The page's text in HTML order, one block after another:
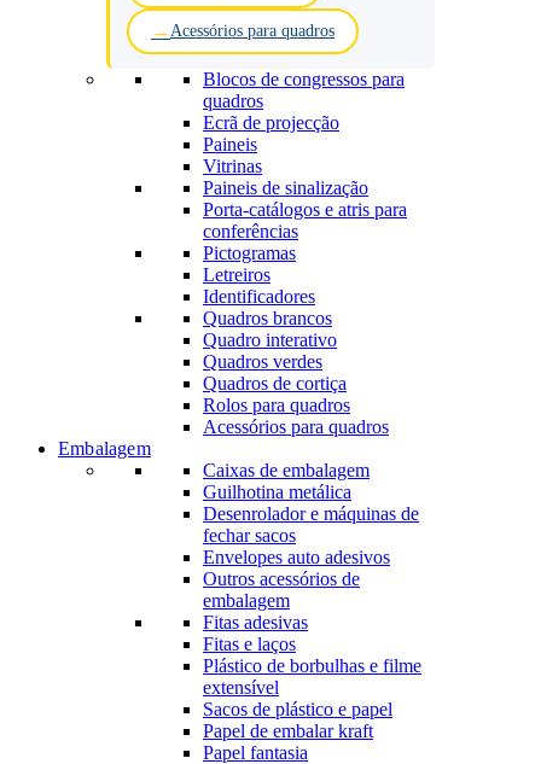
Acessórios para quadros
Blocos de congressos para
quadros
Ecrã de projecção
Paineis
Vitrinas
Paineis de sinalização
Porta-catálogos e atris para
conferências
Pictogramas
Letreiros
Identificadores
Quadros brancos
Quadro interativo
Quadros verdes
Quadros de cortiça
Rolos para quadros
Acessórios para quadros
Embalagem
Caixas de embalagem
Guilhotina metálica
Desenrolador e máquinas de
fechar sacos
Envelopes auto adesivos
Outros acessórios de
embalagem
Fitas adesivas
Fitas e laços
Plástico de borbulhas e filme
extensível
Sacos de plástico e papel
Papel de embalar kraft
Papel fantasia